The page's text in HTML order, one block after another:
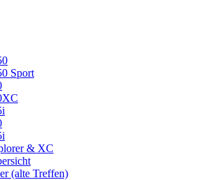
Sport
& XC
(alte Treffen)